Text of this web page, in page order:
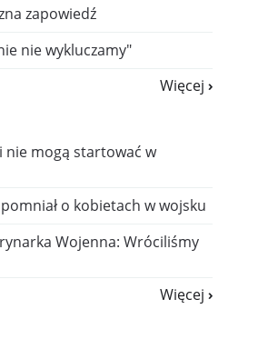
zapowiedź
nie wykluczamy"
Więcej
nie mogą startować w
o kobietach w wojsku
Wojenna: Wróciliśmy
Więcej